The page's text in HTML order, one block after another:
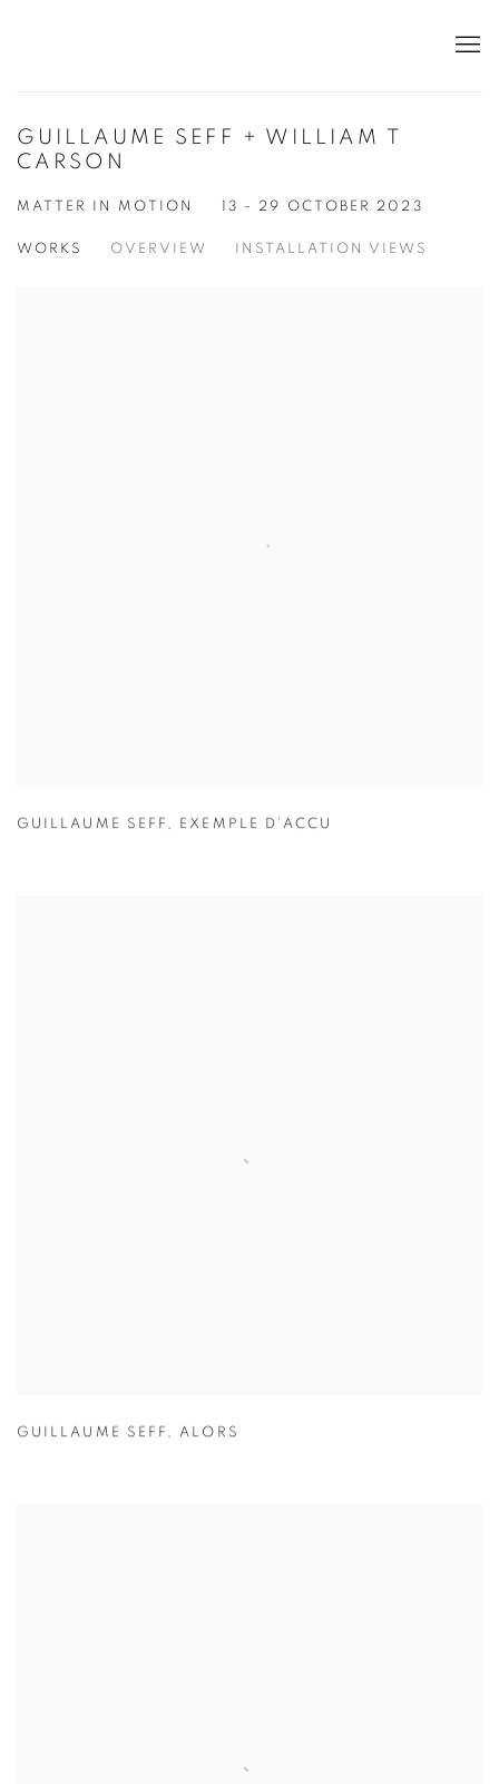
GUILLAUME SEFF + WILLIAM T
CARSON
MATTER IN MOTION 13 - 29 OCTOBER 2023
WORKS OVERVIEW INSTALLATION VIEWS
GUILLAUME SEFF , EXEMPLE D’ACCU
GUILLAUME SEFF , ALORS